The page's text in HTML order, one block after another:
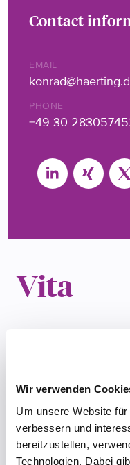
Wir verwenden
Um unsere Website
verbessern und
bereitzustellen,
Technologien. Dabei
Contact
EMAIL
PHONE
+49 30
Vita
Studies:Studied
as an associate
Legal
2013